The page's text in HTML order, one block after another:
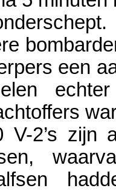
een
V-2’s zijn